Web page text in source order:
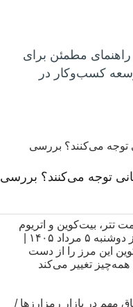
راهنمای مطمئن برای
کسب‌وکار در
توجه می‌کنند؟ بررسی